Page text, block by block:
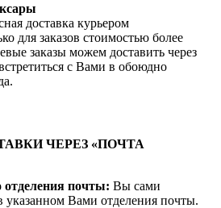
доставка курьером
для заказов стоимостью более
заказы можем доставить через
с Вами в обоюдно
ЧЕРЕЗ «ПОЧТА
почты: Вы сами
в указанном Вами отделения почты.